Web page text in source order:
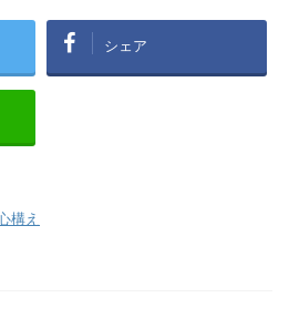
シェア
構え